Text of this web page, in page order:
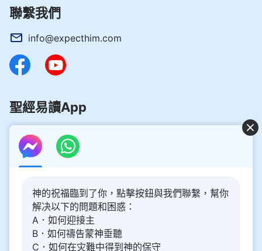
聯繫我們
info@expecthim.com
聖經易讀App
你想了解主再來的奥秘，喜迎主重歸嗎？以下内容將為你帶
來幫助。請點擊進入閲讀、觀看！
通過Messenger與我們聯繫
神的祝福臨到了你，點擊按鈕與我們聯繫，幫你
解决以下的問題和困惑：
A．如何迎接主
B．如何禱告蒙神垂聽
C．如何在灾難中得到神的保守